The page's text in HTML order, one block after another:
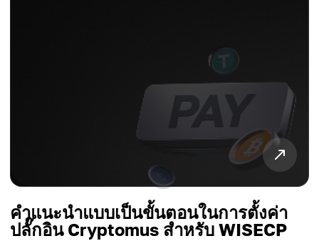
คำแนะนำแบบเป็นขั้นตอนในการตั้งค่า
ปลั๊กอิน Cryptomus สำหรับ WISECP